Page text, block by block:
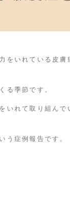
をいれている皮
る季節です。
いれて取り組ん
う症例報告です。